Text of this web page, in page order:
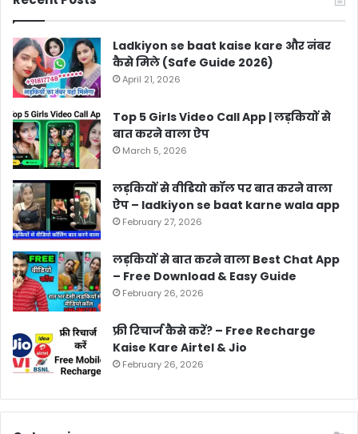
Ladkiyon se baat kaise kare और नंबर
कैसे मिले (Safe Guide 2026)
April 21, 2026
Top 5 Girls Video Call App | लड़कियों से
बात करने वाला ऐप
March 5, 2026
लड़कियों से वीडियो कॉल पर बात करने वाला
ऐप – ladkiyon se baat karne wala app
February 27, 2026
लड़कियों से बात करने वाला Best Chat App
– Free Download & Easy Guide
February 26, 2026
फ्री रिचार्ज कैसे करें? – Free Recharge
Kaise Kare Airtel & Jio
February 26, 2026